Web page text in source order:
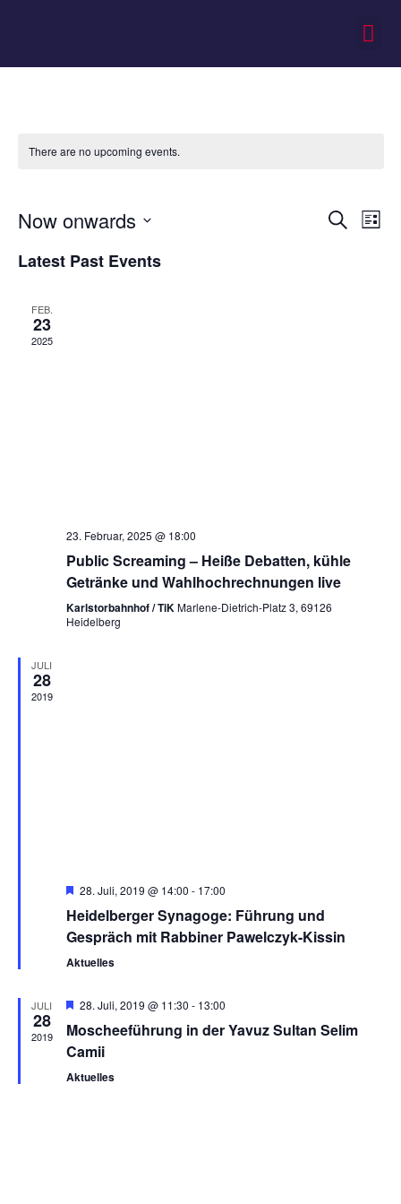
There are no upcoming events.
Search
List
Now onwards
date.
Latest Past Events
FEB.
23
2025
23. Februar, 2025 @ 18:00
Public Screaming – Heiße Debatten, kühle
Getränke und Wahlhochrechnungen live
Karlstorbahnhof / TiKMarlene-Dietrich-Platz 3, 69126
Heidelberg
JULI
28
2019
Featured
28. Juli, 2019 @ 14:00 - 17:00
Heidelberger Synagoge: Führung und
Gespräch mit Rabbiner Pawelczyk-Kissin
Aktuelles
JULI
28
2019
Featured
28. Juli, 2019 @ 11:30 - 13:00
Moscheeführung in der Yavuz Sultan Selim
Camii
Aktuelles